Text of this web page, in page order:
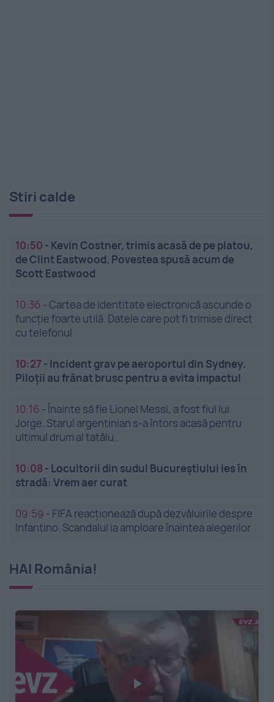
Stiri calde
10:50 - Kevin Costner, trimis acasă de pe platou,
de Clint Eastwood. Povestea spusă acum de
Scott Eastwood
10:36 -Cartea de identitate electronică ascunde o
funcție foarte utilă. Datele care pot fi trimise direct
cu telefonul
10:27 - Incident grav pe aeroportul din Sydney.
Piloții au frânat brusc pentru a evita impactul
10:16 -Înainte să fie Lionel Messi, a fost fiul lui
Jorge. Starul argentinian s-a întors acasă pentru
ultimul drum al tatălu...
10:08 - Locuitorii din sudul Bucureștiului ies în
stradă: Vrem aer curat
09:59 - FIFA reacționează după dezvăluirile despre
Infantino. Scandalul ia amploare înaintea alegerilor
HAI România!